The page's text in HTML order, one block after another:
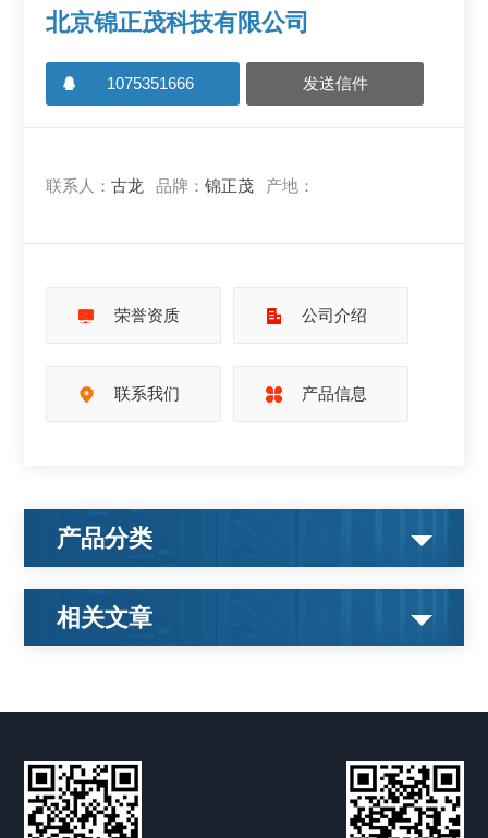
北京锦正茂科技有限公司
1075351666 发送信件
联系人：古龙 品牌：锦正茂 产地：
荣誉资质 公司介绍
联系我们 产品信息
产品分类
相关文章